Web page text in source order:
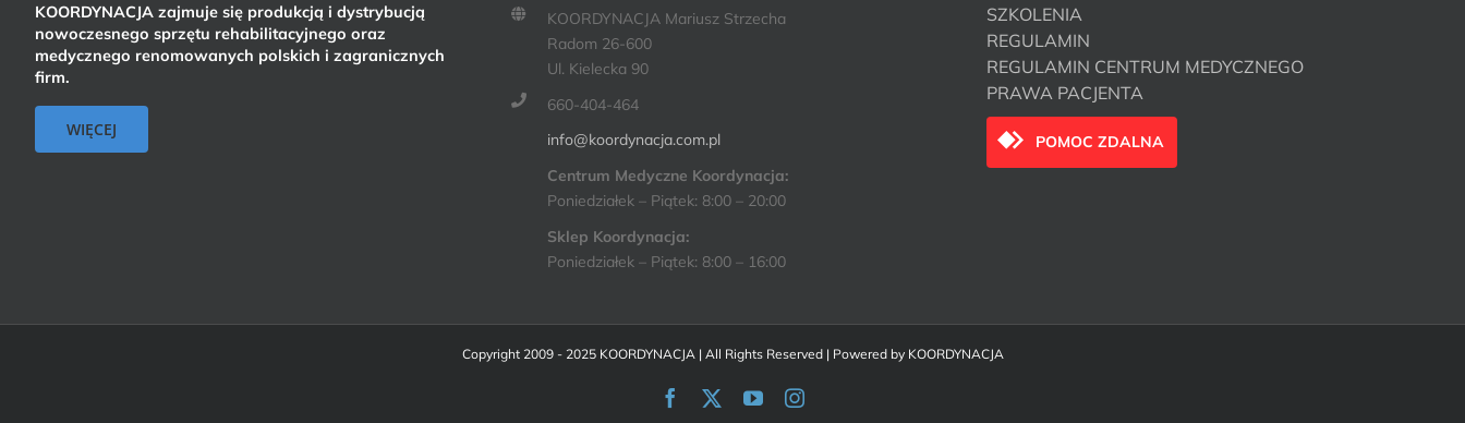
KOORDYNACJA zajmuje się produkcją i dystrybucją
nowoczesnego sprzętu rehabilitacyjnego oraz
medycznego renomowanych polskich i zagranicznych
firm.
WIĘCEJ
KOORDYNACJA Mariusz Strzecha
Radom 26-600
Ul. Kielecka 90
660-404-464
info@koordynacja.com.pl
Centrum Medyczne Koordynacja:
Poniedziałek – Piątek: 8:00 – 20:00
Sklep Koordynacja:
Poniedziałek – Piątek: 8:00 – 16:00
SZKOLENIA
REGULAMIN
REGULAMIN CENTRUM MEDYCZNEGO
PRAWA PACJENTA
POMOC ZDALNA
Copyright 2009 - 2025 KOORDYNACJA | All Rights Reserved | Powered by KOORDYNACJA
Facebook YouTubeInstagram